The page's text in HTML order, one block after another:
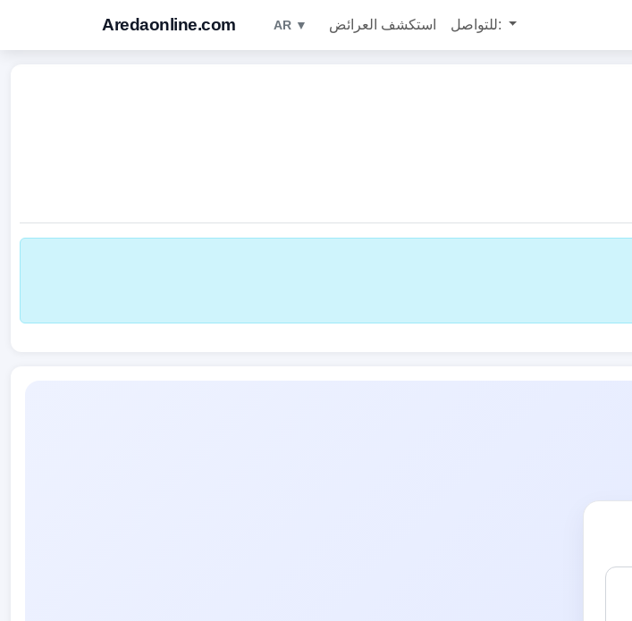
Aredaonline.com AR ▼ استكشف العرائض للتواصل: